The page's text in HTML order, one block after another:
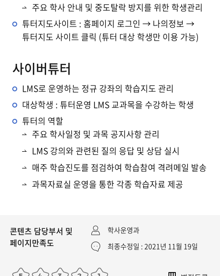
주요 학사 안내 및 중도탈락 방지를 위한 학생관리
튜터지도사이트 : 홈페이지 로그인 → 나의정보 →
튜터지도 사이트 클릭 (튜터 대상 학생만 이용 가능)
사이버튜터
LMS로 운영하는 정규 강좌의 학습지도 관리
대상학생 : 튜터운영 LMS 교과목을 수강하는 학생
튜터의 역할
주요 학사일정 및 과목 공지사항 관리
LMS 강의와 관련된 질의 응답 및 상담 실시
매주 학습진도를 점검하여 학습참여 격려메일 발송
과목자료실 운영을 통한 각종 학습자료 제공
콘텐츠 담당부서 및
페이지만족도
학사운영과
최종수정일 : 2021년 11월 19일